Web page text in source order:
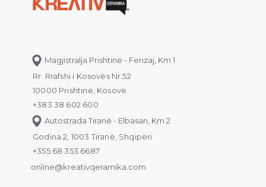
Magjistralja Prishtinë - Ferizaj, Km 1
Rr. Rrafshi i Kosovës Nr.52
10000 Prishtinë, Kosovë
+383 38 602 600
Autostrada Tiranë - Elbasan, Km 2
Godina 2, 1003 Tiranë, Shqipëri
+355 68 353 6687
online@kreativqeramika.com